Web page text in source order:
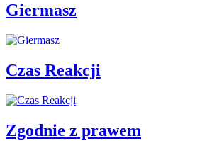
Giermasz
Czas Reakcji
Zgodnie z prawem